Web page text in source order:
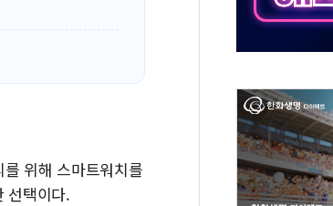
위해 스마트워치를
선택이다.